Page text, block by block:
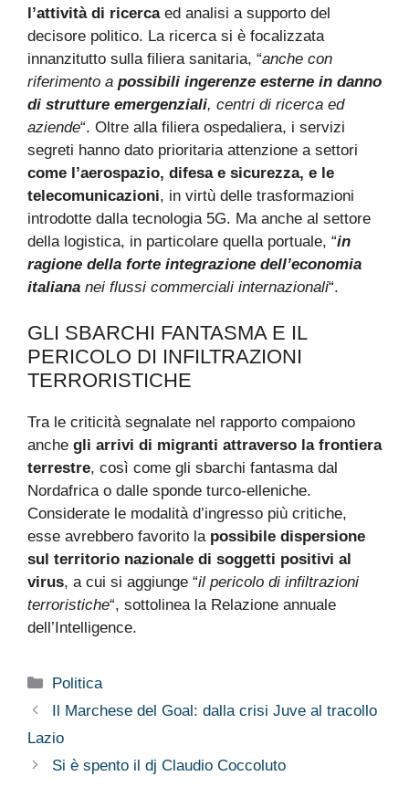
l’attività di ricercaed analisi a supporto del
decisore politico. La ricerca si è focalizzata
innanzitutto sulla filiera sanitaria, “anche con
riferimento a possibili ingerenze esterne in danno
di strutture emergenziali, centri di ricerca ed
aziende“. Oltre alla filiera ospedaliera, i servizi
segreti hanno dato prioritaria attenzione a settori
come l’aerospazio, difesa e sicurezza, e le
telecomunicazioni, in virtù delle trasformazioni
introdotte dalla tecnologia 5G. Ma anche al settore
della logistica, in particolare quella portuale, “in
ragione della forte integrazione dell’economia
italiana nei flussi commerciali internazionali“.
GLI SBARCHI FANTASMA E IL
PERICOLO DI INFILTRAZIONI
TERRORISTICHE
Tra le criticità segnalate nel rapporto compaiono
anche gli arrivi di migranti attraverso la frontiera
terrestre, così come gli sbarchi fantasma dal
Nordafrica o dalle sponde turco-elleniche.
Considerate le modalità d’ingresso più critiche,
esse avrebbero favorito la possibile dispersione
sul territorio nazionale di soggetti positivi al
virus, a cui si aggiunge “il pericolo di infiltrazioni
terroristiche“, sottolinea la Relazione annuale
dell’Intelligence.
Categorie
Politica
Il Marchese del Goal: dalla crisi Juve al tracollo
Lazio
Si è spento il dj Claudio Coccoluto